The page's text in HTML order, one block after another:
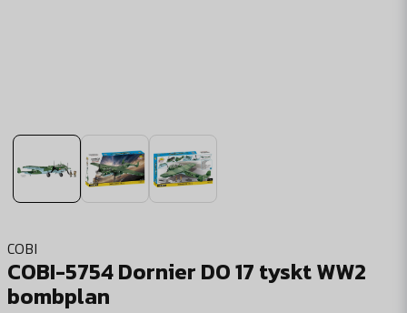
COBI
COBI-5754 Dornier DO 17 tyskt WW2
bombplan